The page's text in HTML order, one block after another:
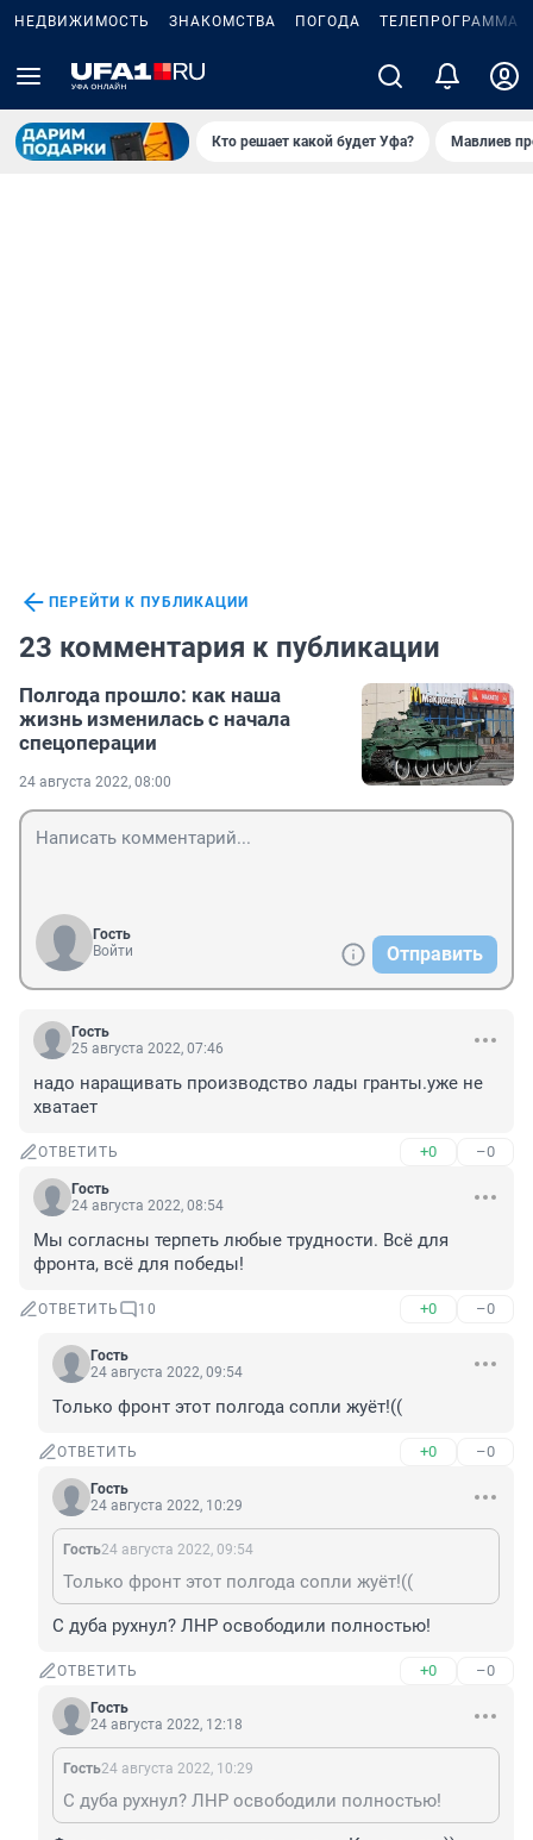
НЕДВИЖИМОСТЬ ЗНАКОМСТВА ПОГОДА ТЕЛЕПРОГРАММА
Кто решает какой будет Уфа? Мавлиев
ПЕРЕЙТИ К ПУБЛИКАЦИИ
23 комментария к публикации
Полгода прошло: как наша
жизнь изменилась с начала
спецоперации
24 августа 2022, 08:00
Гость
Войти
Отправить
Гость
25 августа 2022, 07:46
надо наращивать производство лады гранты.уже не
хватает
ОТВЕТИТЬ +0 –0
Гость
24 августа 2022, 08:54
Мы согласны терпеть любые трудности. Всё для
фронта, всё для победы!
ОТВЕТИТЬ 10 +0 –0
Гость
24 августа 2022, 09:54
Только фронт этот полгода сопли жуёт!((
ОТВЕТИТЬ +0 –0
Гость
24 августа 2022, 10:29
Гость24 августа 2022, 09:54
Только фронт этот полгода сопли жуёт!((
С дуба рухнул? ЛНР освободили полностью!
ОТВЕТИТЬ +0 –0
Гость
24 августа 2022, 12:18
Гость24 августа 2022, 10:29
С дуба рухнул? ЛНР освободили полностью!